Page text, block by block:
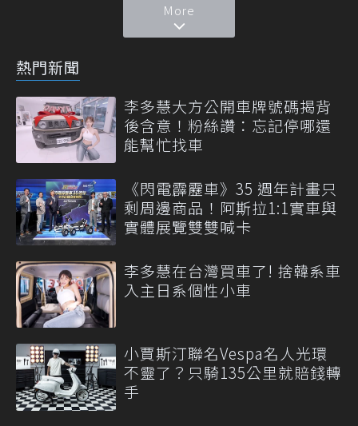
More
熱門新聞
李多慧大方公開車牌號碼揭背
後含意！粉絲讚：忘記停哪還
能幫忙找車
《閃電霹靂車》35 週年計畫只
剩周邊商品！阿斯拉1:1實車與
實體展覽雙雙喊卡
李多慧在台灣買車了! 捨韓系車
入主日系個性小車
小賈斯汀聯名Vespa名人光環
不靈了？只騎135公里就賠錢轉
手